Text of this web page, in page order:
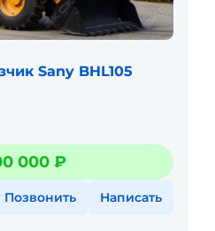
Sany BHL105
000 ₽
Позвонить Написать